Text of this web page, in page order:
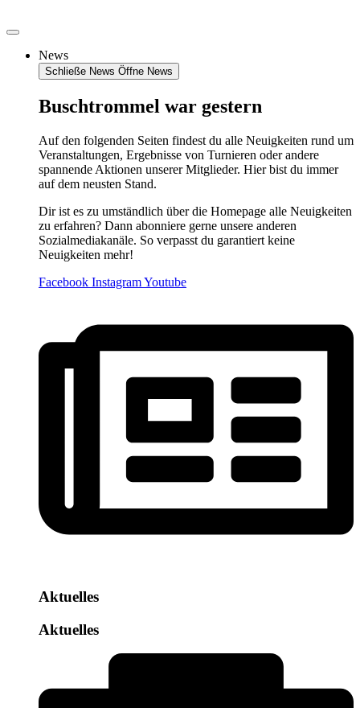
Inhalt
News
Schließe News Öffne News
Buschtrommel war gestern
Auf den folgenden Seiten findest du alle Neuigkeiten rund um
Veranstaltungen, Ergebnisse von Turnieren oder andere
spannende Aktionen unserer Mitglieder. Hier bist du immer
auf dem neusten Stand.
Dir ist es zu umständlich über die Homepage alle Neuigkeiten
zu erfahren? Dann abonniere gerne unsere anderen
Sozialmediakanäle. So verpasst du garantiert keine
Neuigkeiten mehr!
Facebook InstagramYoutube
Aktuelles
Aktuelles